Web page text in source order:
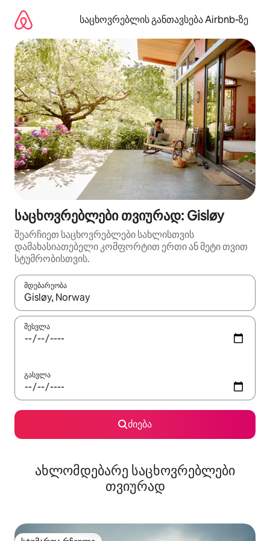
გადასვლა
საცხოვრებლის განთავსება Airbnb‑ზე
საცხოვრებლები თვიურად: Gisløy
შეარჩიეთ საცხოვრებლები სახლისთვის
დამახასიათებელი კომფორტით ერთი ან მეტი თვით
სტუმრობისთვის.
მდებარეობა
როცა შედეგები ხელმისაწვდომი გახდება, ნავიგაციისთვის
შესვლა
გასვლა
ძიება
ახლომდებარე საცხოვრებლები
თვიურად